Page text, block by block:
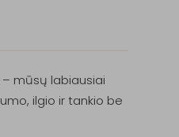
– mūsų labiausiai
ilgio ir tankio be